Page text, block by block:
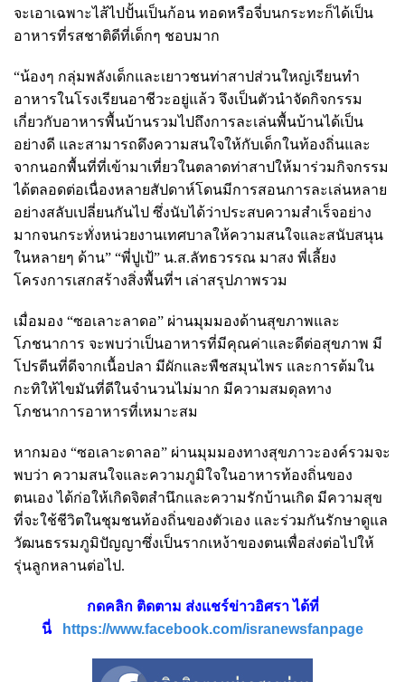
จะเอาเฉพาะไส้ไปปั้นเป็นก้อน ทอดหรือจี่บนกระทะก็ได้เป็น
อาหารที่รสชาติดีที่เด็กๆ ชอบมาก
“น้องๆ กลุ่มพลังเด็กและเยาวชนท่าสาปส่วนใหญ่เรียนทำ
อาหารในโรงเรียนอาชีวะอยู่แล้ว จึงเป็นตัวนำจัดกิจกรรม
เกี่ยวกับอาหารพื้นบ้านรวมไปถึงการละเล่นพื้นบ้านได้เป็น
อย่างดี และสามารถดึงความสนใจให้กับเด็กในท้องถิ่นและ
จากนอกพื้นที่ที่เข้ามาเที่ยวในตลาดท่าสาปให้มาร่วมกิจกรรม
ได้ตลอดต่อเนื่องหลายสัปดาห์โดนมีการสอนการละเล่นหลาย
อย่างสลับเปลี่ยนกันไป ซึ่งนับได้ว่าประสบความสำเร็จอย่าง
มากจนกระทั่งหน่วยงานเทศบาลให้ความสนใจและสนับสนุน
ในหลายๆ ด้าน” “พี่ปูเป้” น.ส.ลัทธวรรณ มาสง พี่เลี้ยง
โครงการเสกสร้างสิ่งพื้นที่ฯ เล่าสรุปภาพรวม
เมื่อมอง “ซอเลาะลาดอ” ผ่านมุมมองด้านสุขภาพและ
โภชนาการ จะพบว่าเป็นอาหารที่มีคุณค่าและดีต่อสุขภาพ มี
โปรตีนที่ดีจากเนื้อปลา มีผักและพืชสมุนไพร และการต้มใน
กะทิให้ไขมันที่ดีในจำนวนไม่มาก มีความสมดุลทาง
โภชนาการอาหารที่เหมาะสม
หากมอง “ซอเลาะดาลอ” ผ่านมุมมองทางสุขภาวะองค์รวมจะ
พบว่า ความสนใจและความภูมิใจในอาหารท้องถิ่นของ
ตนเอง ได้ก่อให้เกิดจิตสำนึกและความรักบ้านเกิด มีความสุข
ที่จะใช้ชีวิตในชุมชนท้องถิ่นของตัวเอง และร่วมกันรักษาดูแล
วัฒนธรรมภูมิปัญญาซึ่งเป็นรากเหง้าของตนเพื่อส่งต่อไปให้
รุ่นลูกหลานต่อไป.
กดคลิก ติดตาม ส่งแชร์ข่าวอิศรา ได้ที่
นี่
https://www.facebook.com/isranewsfanpage